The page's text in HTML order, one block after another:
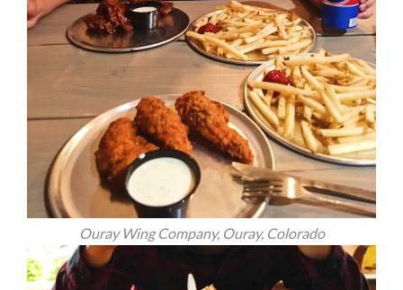
Ouray Wing Company, Ouray, Colorado